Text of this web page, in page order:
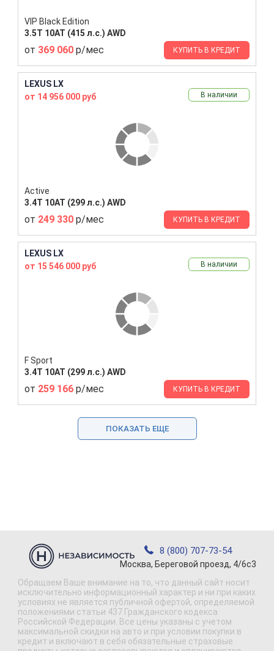
VIP Black Edition
3.5T 10AT (415 л.с.) AWD
от 369 060 р/мес КУПИТЬ В КРЕДИТ
LEXUS LX
от 14 956 000 руб
В наличии
Active
3.4T 10AT (299 л.с.) AWD
от 249 330 р/мес КУПИТЬ В КРЕДИТ
LEXUS LX
от 15 546 000 руб
В наличии
F Sport
3.4T 10AT (299 л.с.) AWD
от 259 166 р/мес КУПИТЬ В КРЕДИТ
ПОКАЗАТЬ ЕЩЕ
8 (800) 707-73-54
Москва, Береговой проезд, 4/6с3
Обращаем Ваше внимание на то, что данный сайт носит
исключительно информационный характер и ни при каких
условиях не является публичной офертой, определяемой
положениями статьи 437 Гражданского кодекса
Российской Федерации. Все цены указаны с учетом
максимальной скидки на авто и при условии покупки в
кредит и включают в себя обязательные страховые